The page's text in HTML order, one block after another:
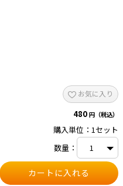
お気に入り
480 円（税込）
購入単位：1セット
数量：